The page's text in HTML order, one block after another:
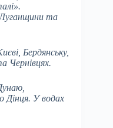
та
Бердянську,
Чернівцях.
Дінця. У водах